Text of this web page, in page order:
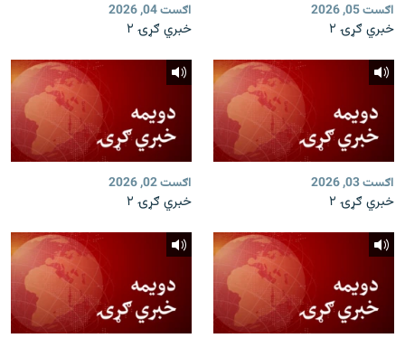
اګست 05, 2026
خبري ګړۍ ۲
اګست 04, 2026
خبري ګړۍ ۲
اګست 03, 2026
خبري ګړۍ ۲
اګست 02, 2026
خبري ګړۍ ۲